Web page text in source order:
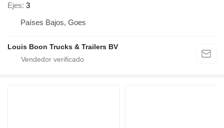
Ejes 3
Países Bajos, Goes
Louis Boon Trucks & Trailers BV